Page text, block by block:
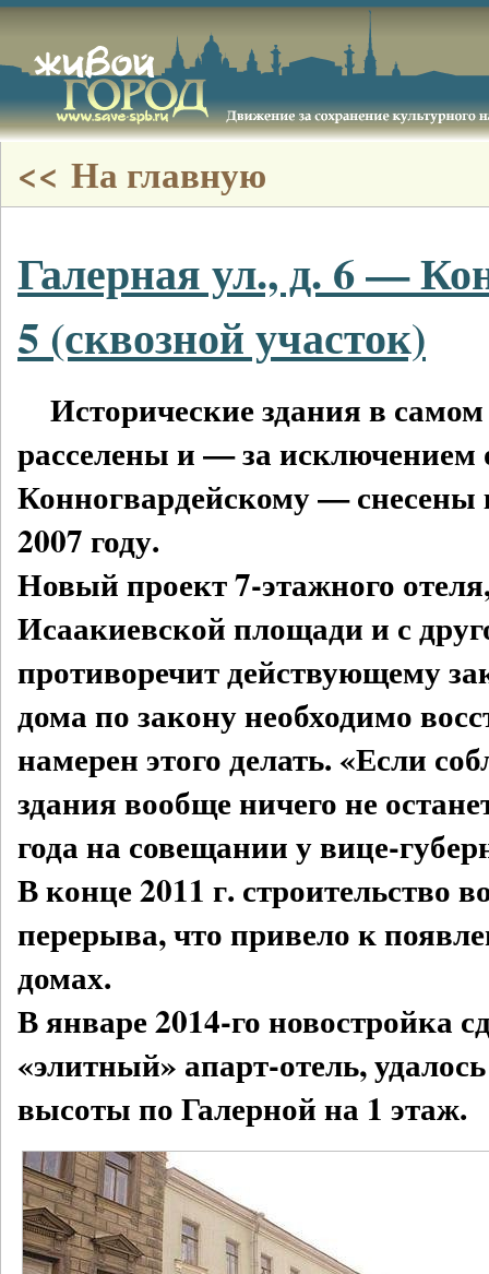
<< На главную
Галерная ул., д. 6 —
5 (сквозной участок)
Исторические здания в
расселены и — за исключением
Конногвардейскому —
2007 году.
Новый проект 7-этажного
Исаакиевской площади и с
противоречит действующему
дома по закону необходимо
намерен этого делать. «Если
здания вообще ничего не
года на совещании у вице-
В конце 2011 г. строительство
перерыва, что привело к
домах.
В январе 2014-го новостройка
«элитный» апарт-отель,
высоты по Галерной на 1 этаж.